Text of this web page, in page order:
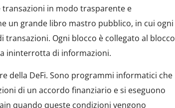
in modo trasparente e
un grande libro mastro pubblico, in cui ogni
transazioni. Ogni blocco è collegato al blocco
ininterrotta di informazioni.
della DeFi. Sono programmi informatici che
di un accordo finanziario e si eseguono
quando queste condizioni vengono